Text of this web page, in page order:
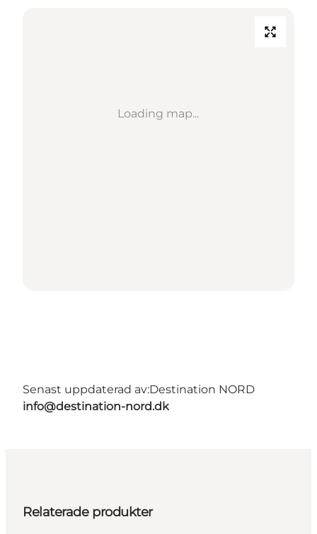
Loading map...
Senast uppdaterad av:Destination NORD
info@destination-nord.dk
Relaterade produkter